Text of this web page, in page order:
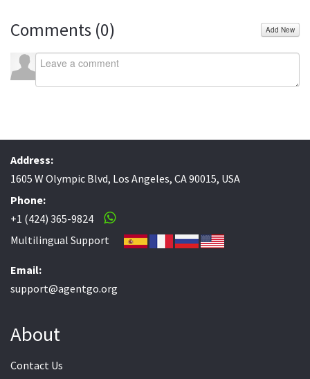
Comments (0) Add New
Address:
1605 W Olympic Blvd, Los Angeles, CA 90015, USA
Phone:
+1 (424) 365-9824
Multilingual Support
Email:
support@agentgo.org
About
Contact Us